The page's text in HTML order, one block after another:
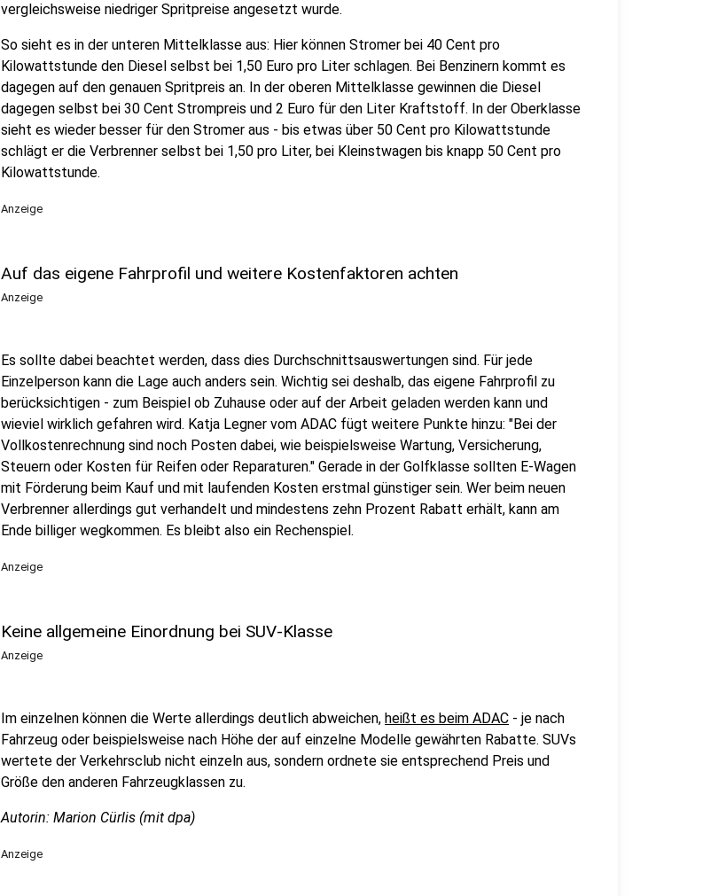
vergleichsweise niedriger Spritpreise angesetzt wurde.
So sieht es in der unteren Mittelklasse aus: Hier können Stromer bei 40 Cent pro
Kilowattstunde den Diesel selbst bei 1,50 Euro pro Liter schlagen. Bei Benzinern kommt es
dagegen auf den genauen Spritpreis an. In der oberen Mittelklasse gewinnen die Diesel
dagegen selbst bei 30 Cent Strompreis und 2 Euro für den Liter Kraftstoff. In der Oberklasse
sieht es wieder besser für den Stromer aus - bis etwas über 50 Cent pro Kilowattstunde
schlägt er die Verbrenner selbst bei 1,50 pro Liter, bei Kleinstwagen bis knapp 50 Cent pro
Kilowattstunde.
Anzeige
Auf das eigene Fahrprofil und weitere Kostenfaktoren achten
Anzeige
Es sollte dabei beachtet werden, dass dies Durchschnittsauswertungen sind. Für jede
Einzelperson kann die Lage auch anders sein. Wichtig sei deshalb, das eigene Fahrprofil zu
berücksichtigen - zum Beispiel ob Zuhause oder auf der Arbeit geladen werden kann und
wieviel wirklich gefahren wird. Katja Legner vom ADAC fügt weitere Punkte hinzu: "Bei der
Vollkostenrechnung sind noch Posten dabei, wie beispielsweise Wartung, Versicherung,
Steuern oder Kosten für Reifen oder Reparaturen." Gerade in der Golfklasse sollten E-Wagen
mit Förderung beim Kauf und mit laufenden Kosten erstmal günstiger sein. Wer beim neuen
Verbrenner allerdings gut verhandelt und mindestens zehn Prozent Rabatt erhält, kann am
Ende billiger wegkommen. Es bleibt also ein Rechenspiel.
Anzeige
Keine allgemeine Einordnung bei SUV-Klasse
Anzeige
Im einzelnen können die Werte allerdings deutlich abweichen, heißt es beim ADAC - je nach
Fahrzeug oder beispielsweise nach Höhe der auf einzelne Modelle gewährten Rabatte. SUVs
wertete der Verkehrsclub nicht einzeln aus, sondern ordnete sie entsprechend Preis und
Größe den anderen Fahrzeugklassen zu.
Autorin: Marion Cürlis (mit dpa)
Anzeige